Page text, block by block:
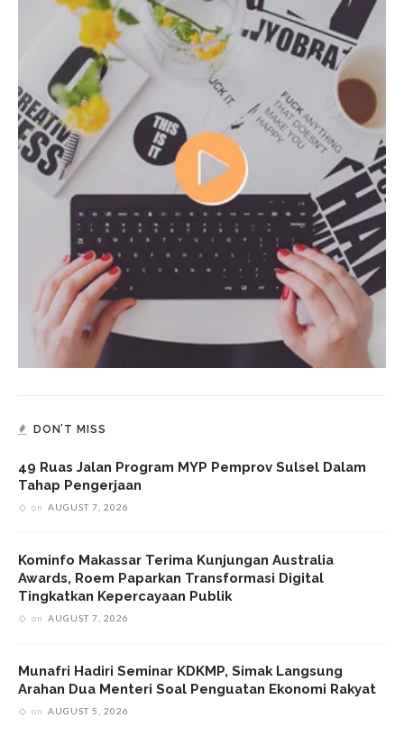
DON’T MISS
49 Ruas Jalan Program MYP Pemprov Sulsel Dalam
Tahap Pengerjaan
on AUGUST 7, 2026
Kominfo Makassar Terima Kunjungan Australia
Awards, Roem Paparkan Transformasi Digital
Tingkatkan Kepercayaan Publik
on AUGUST 7, 2026
Munafri Hadiri Seminar KDKMP, Simak Langsung
Arahan Dua Menteri Soal Penguatan Ekonomi Rakyat
on AUGUST 5, 2026